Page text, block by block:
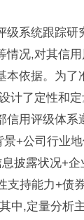
级系统跟踪研
情况,对其信
本依据。为了
计了定性和
信用评级体系
+公司行业
披露状况+企
支持能力+债
中,定量分析